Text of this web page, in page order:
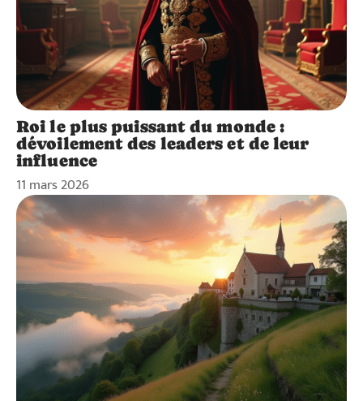
Roi le plus puissant du monde :
dévoilement des leaders et de leur
influence
11 mars 2026